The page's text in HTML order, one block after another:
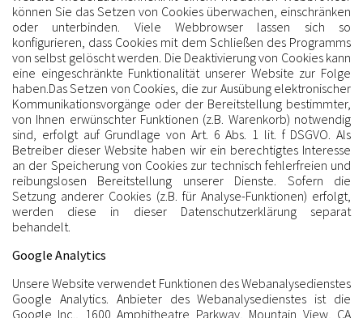
können Sie das Setzen von Cookies überwachen, einschränken
oder unterbinden. Viele Webbrowser lassen sich so
konfigurieren, dass Cookies mit dem Schließen des Programms
von selbst gelöscht werden. Die Deaktivierung von Cookies kann
eine eingeschränkte Funktionalität unserer Website zur Folge
haben.Das Setzen von Cookies, die zur Ausübung elektronischer
Kommunikationsvorgänge oder der Bereitstellung bestimmter,
von Ihnen erwünschter Funktionen (z.B. Warenkorb) notwendig
sind, erfolgt auf Grundlage von Art. 6 Abs. 1 lit. f DSGVO. Als
Betreiber dieser Website haben wir ein berechtigtes Interesse
an der Speicherung von Cookies zur technisch fehlerfreien und
reibungslosen Bereitstellung unserer Dienste. Sofern die
Setzung anderer Cookies (z.B. für Analyse-Funktionen) erfolgt,
werden diese in dieser Datenschutzerklärung separat
behandelt.
Google Analytics
Unsere Website verwendet Funktionen des Webanalysedienstes
Google Analytics. Anbieter des Webanalysedienstes ist die
Google Inc., 1600 Amphitheatre Parkway, Mountain View, CA